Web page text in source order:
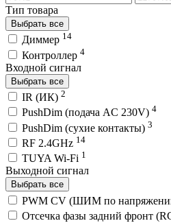
Тип товара
Выбрать все
Диммер 14
Контроллер 4
Входной сигнал
Выбрать все
IR (ИК) 2
PushDim (подача AC 230V) 4
PushDim (сухие контакты) 3
RF 2.4GHz 14
TUYA Wi-Fi 1
Выходной сигнал
Выбрать все
PWM СV (ШИМ по
Отсечка фазы задний фронт